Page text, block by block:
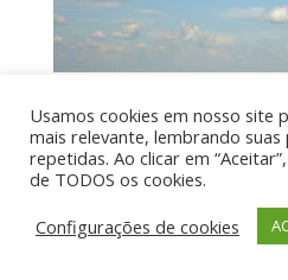
Por aí de Barraca - direitos
Usamos cookies em nosso site
mais relevante, lembrando suas
repetidas. Ao clicar em
de TODOS os cookies.
Configurações de cookies